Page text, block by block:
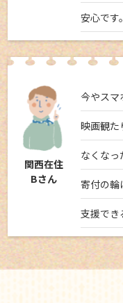
安心です
関西在住
Bさん
今やスマ
映画観た
なくなっ
寄付の輪
支援でき